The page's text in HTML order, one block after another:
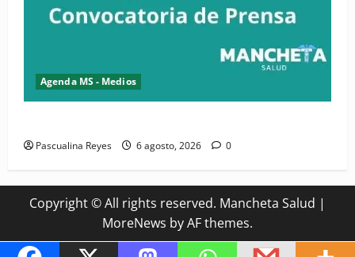
Agenda MS - Medios
Pascualina Reyes 6 agosto, 2026 0
Copyright © All rights reserved. Mancheta Salud |
MoreNews by AF themes.